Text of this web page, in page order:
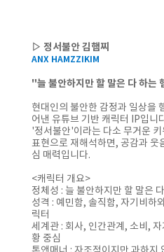
▷ 정서불안 김햄찌
ANX HAMZZIKIM
"늘 불안하지만 할 말은 다 하는
현대인의 불안한 감정과 일상을
어낸 유튜브 기반 캐릭터 IP입니
'정서불안'이라는 다소 무거운
표현으로 재해석하면, 공감과 웃
심 매력입니다.
<캐릭터 개요>
정체성 : 늘 불안하지만 할 말은
성격 : 예민함, 솔직함, 자기비하
릭터
세계관 : 회사, 인간관계, 소비,
황 중심